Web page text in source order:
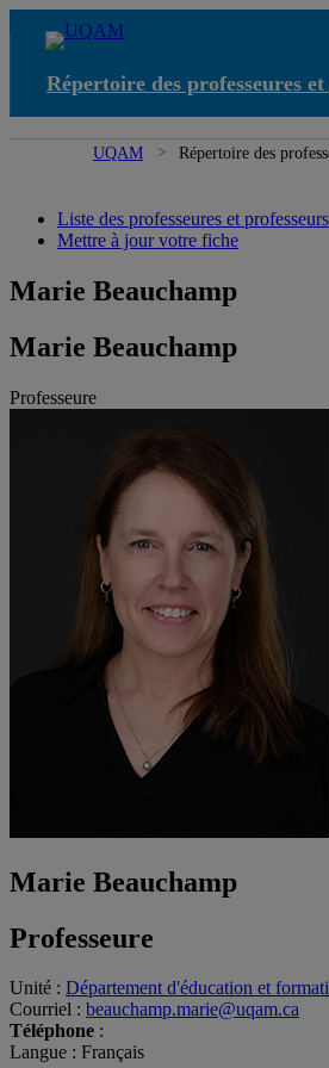
Répertoire des professeures
UQAM Répertoire des
Liste des professeures et
Mettre à jour votre fiche
Marie Beauchamp
Marie Beauchamp
Professeure
Marie Beauchamp
Professeure
Unité : Département d'éducation et
Courriel : beauchamp.marie@uqam.ca
Téléphone :
Langue : Français